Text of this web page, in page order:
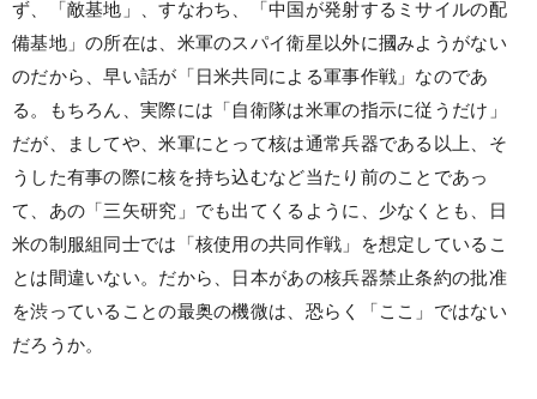
ず、「敵基地」、すなわち、「中国が発射するミサイルの配
備基地」の所在は、米軍のスパイ衛星以外に摑みようがない
のだから、早い話が「日米共同による軍事作戦」なのであ
る。もちろん、実際には「自衛隊は米軍の指示に従うだけ」
だが、ましてや、米軍にとって核は通常兵器である以上、そ
うした有事の際に核を持ち込むなど当たり前のことであっ
て、あの「三矢研究」でも出てくるように、少なくとも、日
米の制服組同士では「核使用の共同作戦」を想定しているこ
とは間違いない。だから、日本があの核兵器禁止条約の批准
を渋っていることの最奥の機微は、恐らく「ここ」ではない
だろうか。